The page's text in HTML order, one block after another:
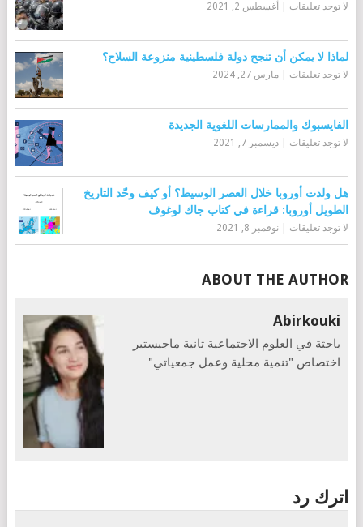
لا توجد تعليقات أغسطس 2, 2021
لماذا لا يمكن أن تنجح دولة فلسطينية منزوعة السلاح؟
لا توجد تعليقات مارس 27, 2024
الفايسبوك والممارسات اللغوية الجديدة
لا توجد تعليقات ديسمبر 7, 2021
هل ولدت أوروبا خلال العصر الوسيط؟ أو كيف وحّد التاريخ
الطويل أوروبا: قراءة في كتاب جاك لوغوف
لا توجد تعليقات نوفمبر 8, 2021
ABOUT THE AUTHOR
Abirkouki
باحثة في العلوم الاجتماعية ثانية ماجيستير
اختصاص "تنمية محلية وعمل جمعياتي"
اترك رد